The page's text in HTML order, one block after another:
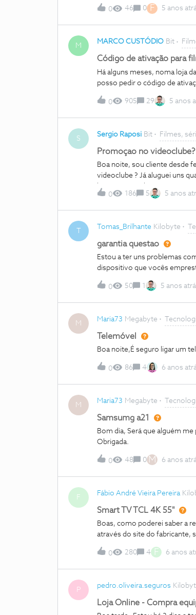
0 46 0 F 5 anos
M
MARCO CUSTÓDIO Bit
Código de ativação para
Há alguns meses, noma loja
posso pedir o código de
0 905 29 5 anos
S
Sergio Raposi Bit Filmes,
Promoçao no videoclube?
Boa noite, sou cliente desde
videoclube ? Já aluguei uns
0
186 5 5 anos
T
Tomas_Brilhante Kilobyte
garantia questao
Estou a ter uns problemas
dispositivo que vocês
0 50 1 5 anos
M
Maria73 Megabyte
Telemóvel
Boa noite,É seguro ligar um
0 86 4 6 anos
M
Maria73 Megabyte
Samsumg a21
Bom dia, Será que alguém
Obrigada.
0 48 0 M 6 anos
F
Fábio André Vieira Pereira
Smart TV TCL 4K 55"
Boas, como poderei saber a
através do site do fabricante,
0 280 4 F 6 anos
P
pedro.oliveira.seguros
Loja Online - Compra